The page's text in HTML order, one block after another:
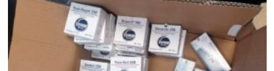
mixte
româno-
bulgare